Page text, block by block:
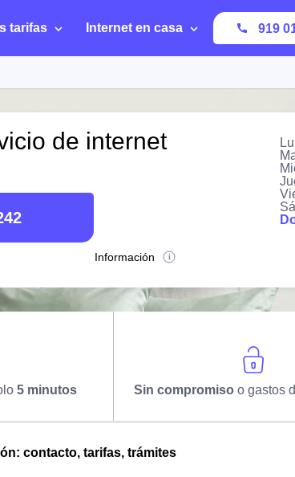
tarifas Internet en casa 919
de internet
Información
5 minutos Sin compromiso o gastos
contacto, tarifas, trámites